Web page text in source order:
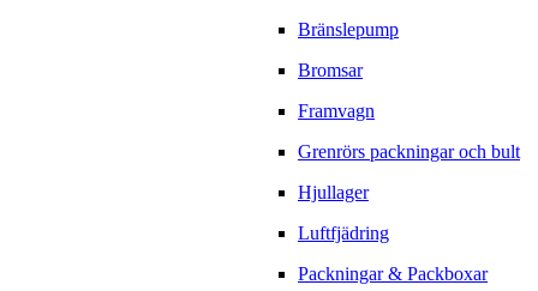
Bränslepump
Bromsar
Framvagn
Grenrörs packningar och bult
Hjullager
Luftfjädring
Packningar & Packboxar